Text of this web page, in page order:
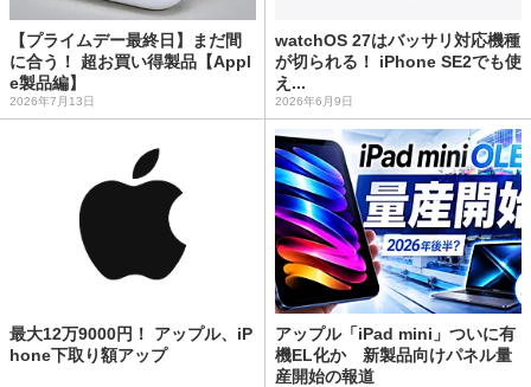
【プライムデー最終日】まだ間
に合う！ 超お買い得製品【Appl
e製品編】
2026年7月13日
watchOS 27はバッサリ対応機種
が切られる！ iPhone SE2でも使
え...
2026年6月9日
最大12万9000円！ アップル、iP
hone下取り額アップ
アップル「iPad mini」ついに有
機EL化か 新製品向けパネル量
産開始の報道